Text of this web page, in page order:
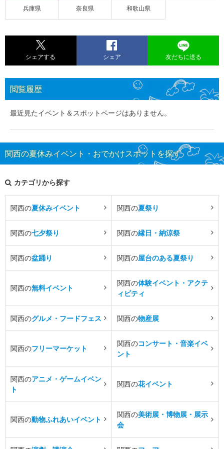
兵庫県 奈良県 和歌山県
シェアする シェア 友だちに送る
閲覧履歴
最近見たイベント＆スポットページはありません。
関西の夏休みイベント・おでかけスポットを探す
カテゴリから探す
関西の夏休みイベント 関西の夏祭り
関西の七夕祭り 関西の縁日・納涼祭
関西の盆踊り 関西の屋台のある夏祭り
関西の無料イベント
関西の体験イベント・アクテ
ィビティ
関西のグルメ・フードフェス 関西の物産展
関西のフリーマーケット
関西のコンサート・音楽イベ
ント
関西のアニメ・ゲームイベン
ト
関西の花イベント
関西の動物ふれあいイベント
関西の美術展・博物展・展示
会